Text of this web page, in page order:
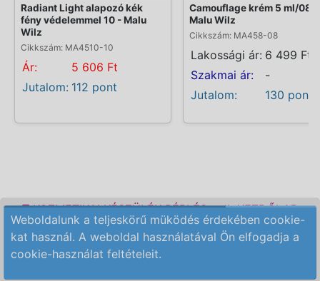
Radiant Light alapozó kék
fény védelemmel 10 - Malu
Wilz
Cikkszám: MA4510-10
Ár:
5 606 Ft
Jutalom: 112 pont
Camouflage krém 5 ml/08 -
Malu Wilz
Cikkszám: MA458-08
Lakossági ár: 6 499 Ft
Szakmai ár:
-
Jutalom:
130 pont
KOZMETIKAI KÉSZÜLÉK BÉRLÉS
KEZDŐLAP
ELÉRHETŐSÉG
RENDELÉSI FELTÉTELEK
Copyright © 2009-2026 All Rights Reserved.
Weboldalunk a teljeskörű müködés érdekében cookie-
kat használ. A weboldal használatával Ön elfogadja a
cookie-használat feltételeit.